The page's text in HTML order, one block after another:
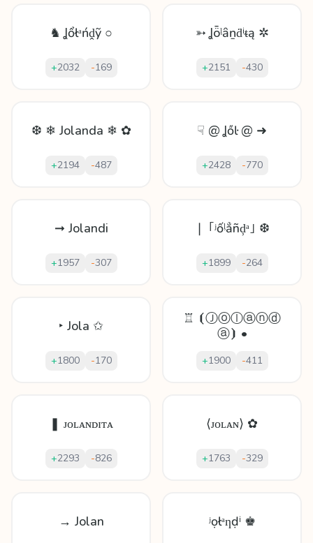
♞ Ʝổłᵃńḓỹ ○
+2032 -169
➳ Ʝȫᶪȃṉḋⁱᵵą ✲
+2151 -430
❆ ❄ Jolanda ❄ ✿
+2194 -487
☟ @ Ʝőŀ @ ➜
+2428 -770
➞ Jolandi
+1957 -307
❘ ｢ʲốᶪẳñḑᵃ｣ ❆
+1899 -264
‣ Jola ✩
+1800 -170
♖ ⦗Ⓙⓞⓛⓐⓝⓓ
ⓐ⦘ •
+1900 -411
❚ ᴊᴏʟᴀɴᴅɪᴛᴀ
+2293 -826
⟨ᴊᴏʟᴀɴ⟩ ✿
+1763 -329
→ Jolan ʲọłᵃƞḍⁱ ♚